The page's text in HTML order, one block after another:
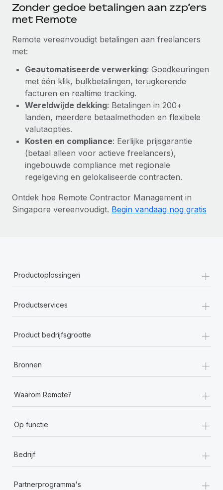
Meer informatie
Zonder gedoe betalingen aan zzp’ers
met Remote
Remote vereenvoudigt betalingen aan freelancers
met:
Geautomatiseerde verwerking: Goedkeuringen
met één klik, bulkbetalingen, terugkerende
facturen en realtime tracking.
Wereldwijde dekking: Betalingen in 200+
landen, meerdere betaalmethoden en flexibele
valutaopties.
Kosten en compliance: Eerlijke prijsgarantie
(betaal alleen voor actieve freelancers),
ingebouwde compliance met regionale
regelgeving en gelokaliseerde contracten.
Ontdek hoe Remote Contractor Management in
Singapore vereenvoudigt. Begin vandaag nog gratis
Productoplossingen +
Productservices +
Product bedrijfsgrootte +
Bronnen +
Waarom Remote? +
Op functie +
Bedrijf +
Partnerprogramma's +